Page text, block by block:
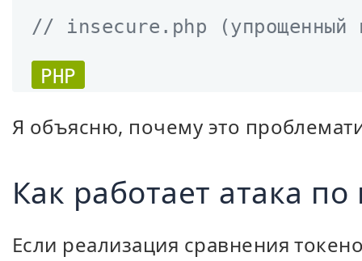
// insecure.php (упрощенный
PHP
Я объясню, почему это
Как работает атака
Если реализация сравнения